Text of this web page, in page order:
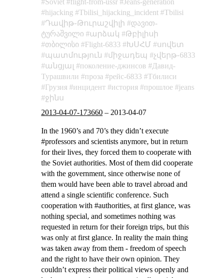
hijacking
Tbilisi_hijacking_incident
Tbilisi
Դավիթ֊Թուրաշվիլի
დავით-
ტურაშვილი
արձակ
Թբիլիսի
თბილისი
Flight-6833 ԽՍՀՄ
սովետ
պատմություն
միջադեպ
չվերթ֊6833
անցյալ
поколение-джинсов
Давид-
Турашвили
проза рейс-6833
Тбилиси
Грузия
инцидент история прошлое
jeans
ջինս
2013-04-07-173660– 2013-04-07
In the 1960’s and 70’s they didn’t execute
#professors and scientists anymore, but in return
for their lives, they forced them to cooperate with
the Soviet authorities. Most of them did cooperate
with the government, since otherwise none of
them would have been able to travel abroad and
attend a single scientific conference. Such
cooperation with #authorities, at first glance, was
nothing special, and sometimes nothing was
requested in return for their foreign trips, but this
was only at first glance. In reality the main thing
was taken away from them - freedom of speech
and the right to have their own opinion. They
couldn’t express their political views openly and